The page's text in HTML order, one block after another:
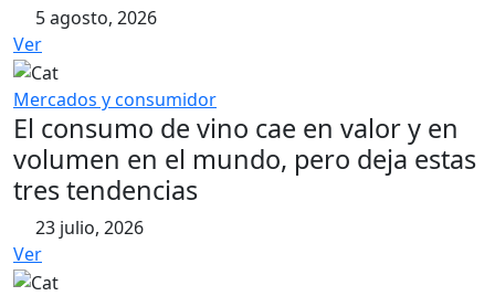
5 agosto, 2026
Ver
Mercados y consumidor
El consumo de vino cae en valor y en
volumen en el mundo, pero deja estas
tres tendencias
23 julio, 2026
Ver